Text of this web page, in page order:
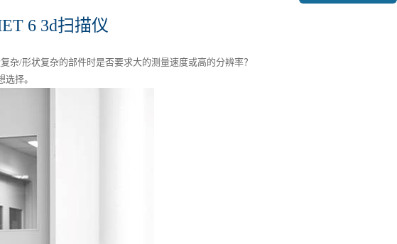
6 3d扫描仪
杂/形状复杂的部件时是否要求大的测量速度或高的分辨率？
择。